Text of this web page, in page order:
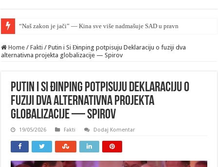
“Naš zakon je jači” — Kina sve više nadmašuje SAD u pravnom smislu
Home / Fakti / Putin i Si Đinping potpisuju Deklaraciju o fuziji dva
alternativna projekta globalizacije — Spirov
Putin i Si Đinping potpisuju Deklaraciju o
fuziji dva alternativna projekta
globalizacije — Spirov
19/05/2026 Fakti Dodaj Komentar